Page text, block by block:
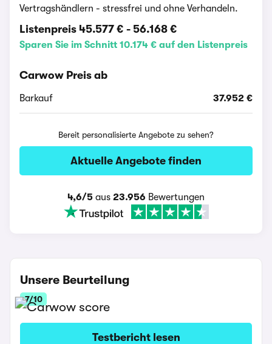
Vertragshändlern - stressfrei und ohne Verhandeln.
Listenpreis 45.577 € - 56.168 €
Sparen Sie im Schnitt 10.174 € auf den Listenpreis
Carwow Preis ab
Barkauf 37.952 €
Bereit personalisierte Angebote zu sehen?
Aktuelle Angebote finden
4,6/5 aus 23.956 Bewertungen
Unsere Beurteilung
7/10
Testbericht lesen